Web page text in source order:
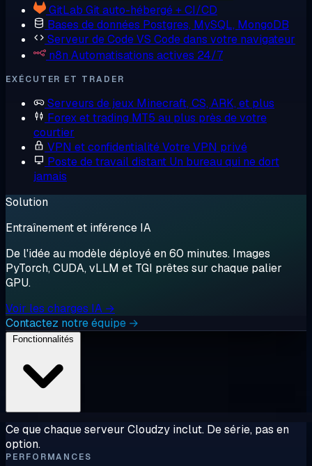
GitLab Git auto-hébergé + CI/CD
Bases de données Postgres, MySQL, MongoDB
Serveur de CodeVS Code dans votre navigateur
n8n Automatisations actives 24/7
EXÉCUTER ET TRADER
Serveurs de jeux Minecraft, CS, ARK, et plus
Forex et trading MT5 au plus près de votre
courtier
VPN et confidentialitéVotre VPN privé
Poste de travail distant Un bureau qui ne dort
jamais
Solution
Entraînement et inférence IA
De l'idée au modèle déployé en 60 minutes. Images
PyTorch, CUDA, vLLM et TGI prêtes sur chaque palier
GPU.
Voir les charges IA →
Contactez notre équipe →
Ce que chaque serveur Cloudzy inclut. De série, pas en
option.
PERFORMANCES